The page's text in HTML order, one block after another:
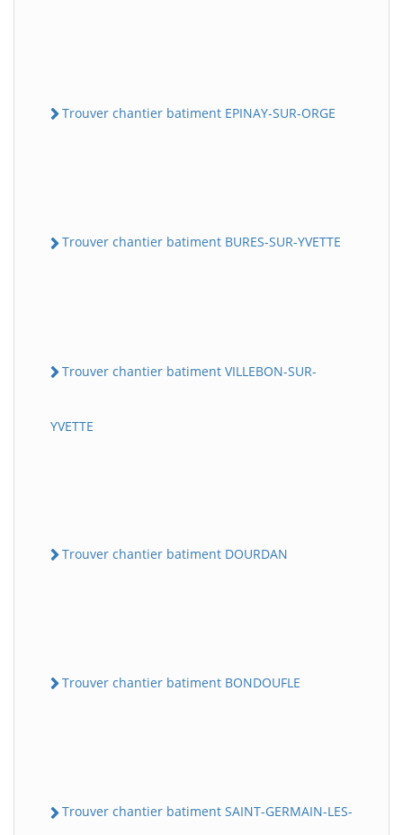
Trouver chantier batiment EPINAY-SUR-ORGE
Trouver chantier batiment BURES-SUR-YVETTE
Trouver chantier batiment VILLEBON-SUR-
YVETTE
Trouver chantier batiment DOURDAN
Trouver chantier batiment BONDOUFLE
Trouver chantier batiment SAINT-GERMAIN-LES-